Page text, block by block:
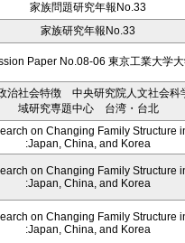
家族問題研究年報No.33
家族研究年報No.33
Paper No.08-06 東京工業大学
治社会特徴 中央研究院人文社会科
域研究専題中心 台湾・台北
on Changing Family Structure
:Japan, China, and Korea
on Changing Family Structure
:Japan, China, and Korea
on Changing Family Structure
:Japan, China, and Korea